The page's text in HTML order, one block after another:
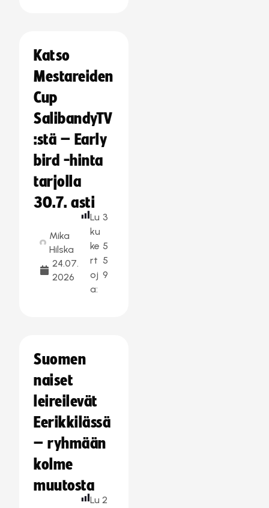
Katso
Mestareiden
Cup
SalibandyTV
:stä – Early
bird -hinta
tarjolla
30.7. asti
Mika
Hilska
24.07.
2026
Lu
ku
ke
rt
oj
a:
3
5
5
9
Suomen
naiset
leireilevät
Eerikkilässä
– ryhmään
kolme
muutosta
Lu 2